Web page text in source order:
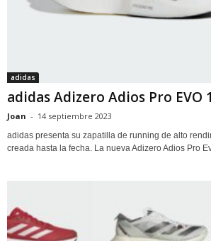
adidas
adidas Adizero Adios Pro EVO 1
Joan - 14 septiembre 2023
adidas presenta su zapatilla de running de alto
creada hasta la fecha. La nueva Adizero Adios Pro